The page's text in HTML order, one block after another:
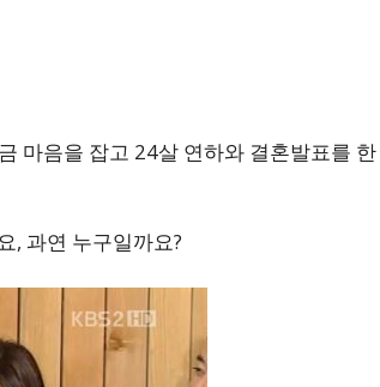
마음을 잡고 24살 연하와 결혼발표를 한
, 과연 누구일까요?